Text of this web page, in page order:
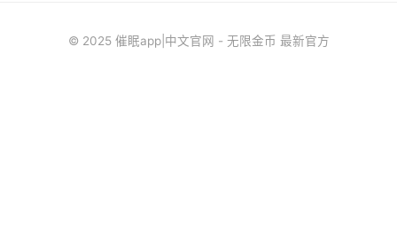
© 2025 催眠app|中文官网 - 无限金币 最新官方